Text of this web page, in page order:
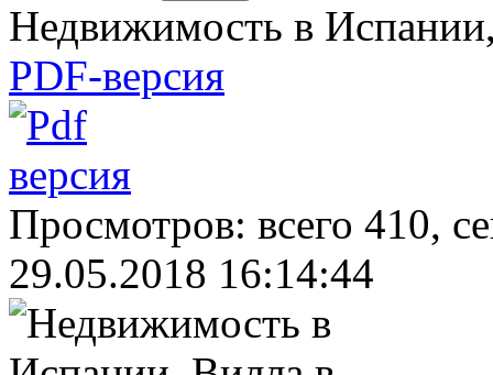
Недвижимость в
PDF-версия
Просмотров: всего 410,
29.05.2018 16:14:44